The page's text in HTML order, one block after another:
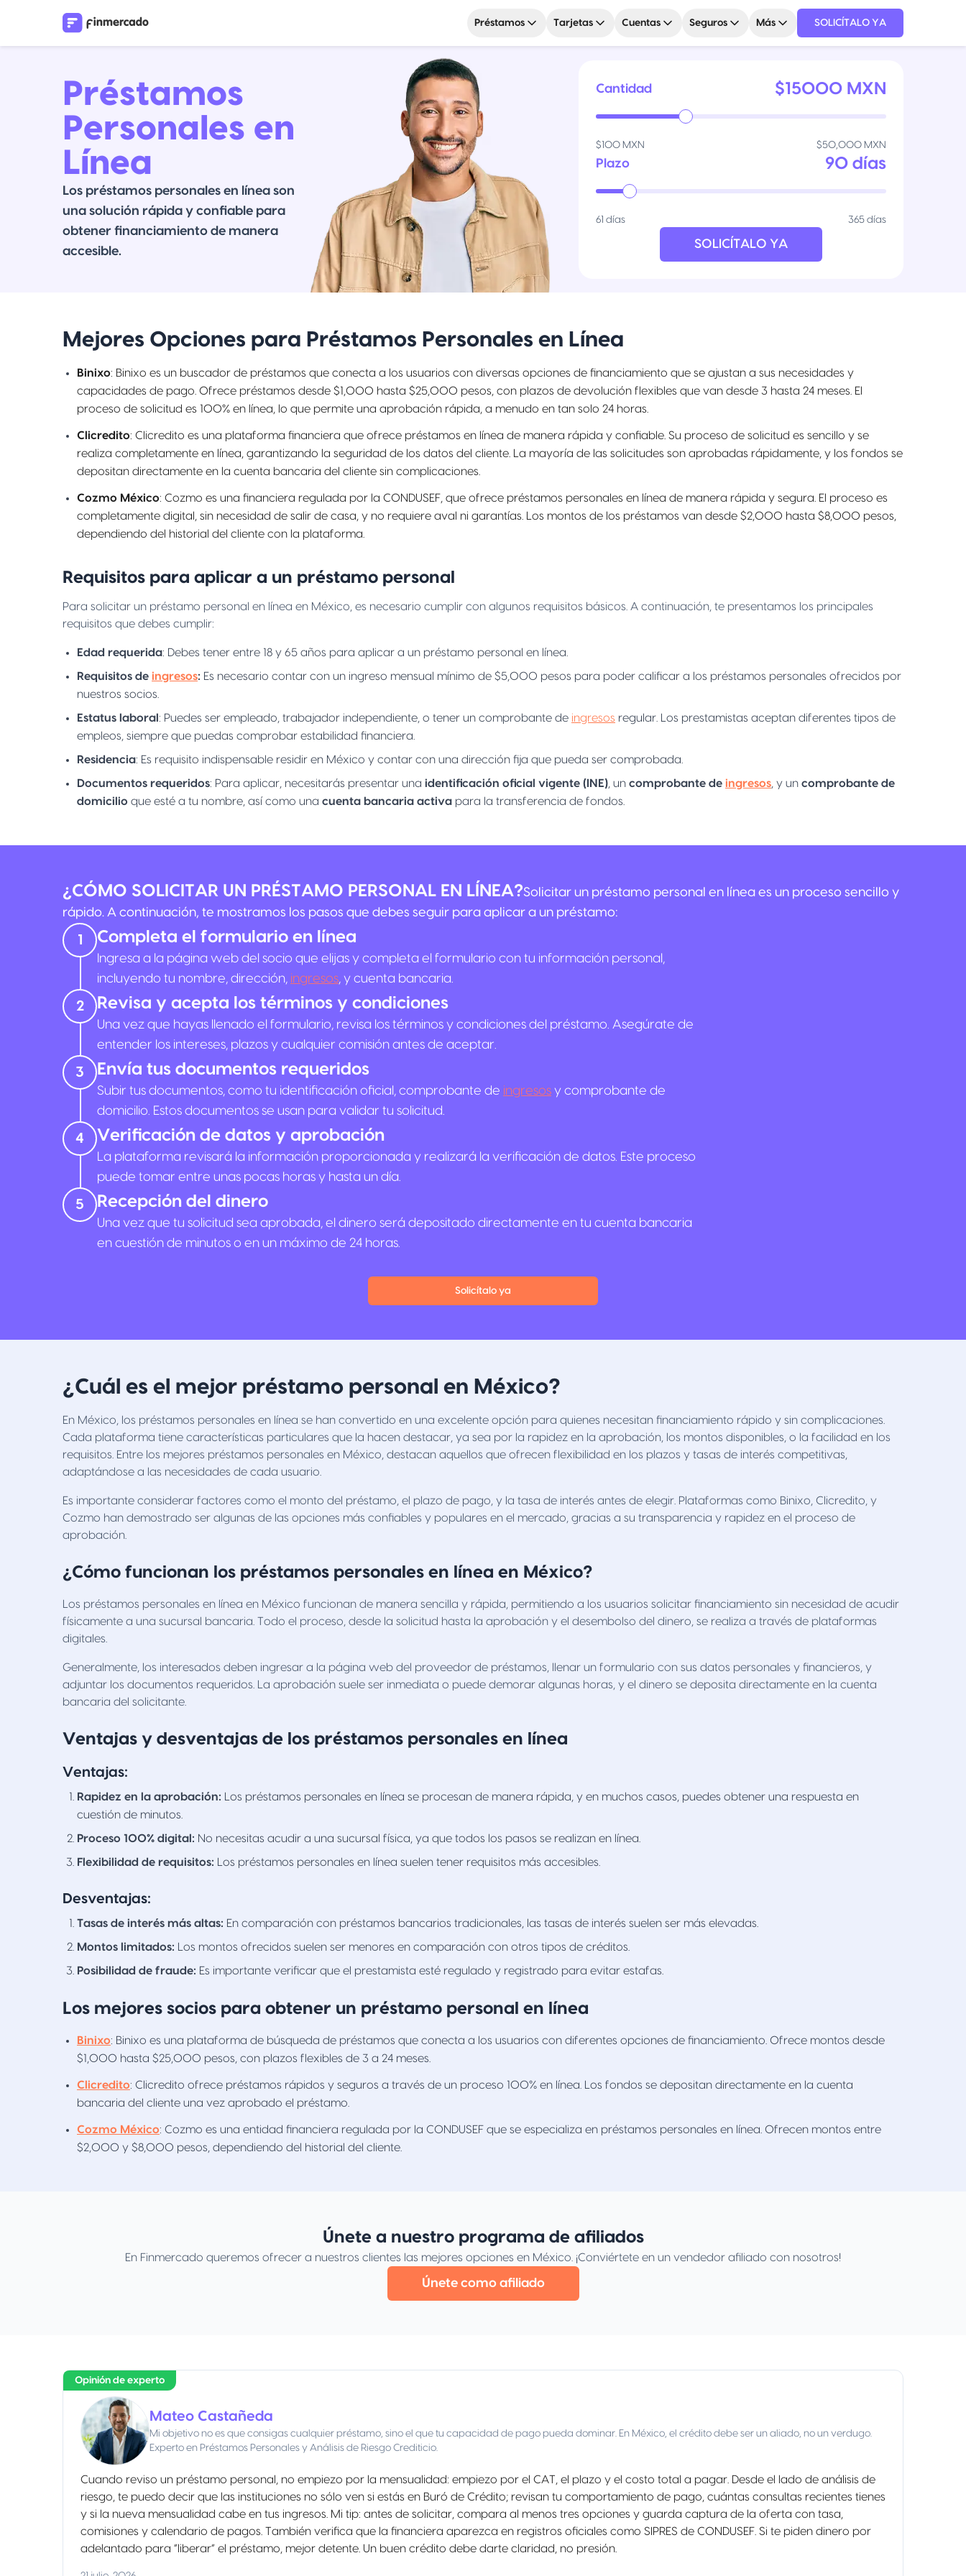
Préstamos Tarjetas Cuentas Seguros Más SOLICÍTALO YA
Préstamos
Personales en
Línea
Los préstamos personales en línea son
una solución rápida y confiable para
obtener financiamiento de manera
accesible.
Cantidad $15000 MXN
$100 MXN $50,000 MXN
Plazo 90 días
61 días 365 días
SOLICÍTALO YA
Mejores Opciones para Préstamos Personales en Línea
Binixo: Binixo es un buscador de préstamos que conecta a los usuarios con diversas opciones de financiamiento que se ajustan a sus necesidades y
capacidades de pago. Ofrece préstamos desde $1,000 hasta $25,000 pesos, con plazos de devolución flexibles que van desde 3 hasta 24 meses. El
proceso de solicitud es 100% en línea, lo que permite una aprobación rápida, a menudo en tan solo 24 horas.
Clicredito: Clicredito es una plataforma financiera que ofrece préstamos en línea de manera rápida y confiable. Su proceso de solicitud es sencillo y se
realiza completamente en línea, garantizando la seguridad de los datos del cliente. La mayoría de las solicitudes son aprobadas rápidamente, y los fondos se
depositan directamente en la cuenta bancaria del cliente sin complicaciones.
Cozmo México: Cozmo es una financiera regulada por la CONDUSEF, que ofrece préstamos personales en línea de manera rápida y segura. El proceso es
completamente digital, sin necesidad de salir de casa, y no requiere aval ni garantías. Los montos de los préstamos van desde $2,000 hasta $8,000 pesos,
dependiendo del historial del cliente con la plataforma.
Requisitos para aplicar a un préstamo personal
Para solicitar un préstamo personal en línea en México, es necesario cumplir con algunos requisitos básicos. A continuación, te presentamos los principales
requisitos que debes cumplir:
Edad requerida: Debes tener entre 18 y 65 años para aplicar a un préstamo personal en línea.
Requisitos de ingresos: Es necesario contar con un ingreso mensual mínimo de $5,000 pesos para poder calificar a los préstamos personales ofrecidos por
nuestros socios.
Estatus laboral : Puedes ser empleado, trabajador independiente, o tener un comprobante de ingresos regular. Los prestamistas aceptan diferentes tipos de
empleos, siempre que puedas comprobar estabilidad financiera.
Residencia: Es requisito indispensable residir en México y contar con una dirección fija que pueda ser comprobada.
Documentos requeridos: Para aplicar, necesitarás presentar una identificación oficial vigente (INE), un comprobante de ingresos, y un comprobante de
domicilio que esté a tu nombre, así como una cuenta bancaria activa para la transferencia de fondos.
¿CÓMO SOLICITAR UN PRÉSTAMO PERSONAL EN LÍNEA?Solicitar un préstamo personal en línea es un proceso sencillo y
rápido. A continuación, te mostramos los pasos que debes seguir para aplicar a un préstamo:
1 Completa el formulario en línea
Ingresa a la página web del socio que elijas y completa el formulario con tu información personal,
incluyendo tu nombre, dirección, ingresos, y cuenta bancaria.
2 Revisa y acepta los términos y condiciones
Una vez que hayas llenado el formulario, revisa los términos y condiciones del préstamo. Asegúrate de
entender los intereses, plazos y cualquier comisión antes de aceptar.
3 Envía tus documentos requeridos
Subir tus documentos, como tu identificación oficial, comprobante de ingresos y comprobante de
domicilio. Estos documentos se usan para validar tu solicitud.
4 Verificación de datos y aprobación
La plataforma revisará la información proporcionada y realizará la verificación de datos. Este proceso
puede tomar entre unas pocas horas y hasta un día.
5 Recepción del dinero
Una vez que tu solicitud sea aprobada, el dinero será depositado directamente en tu cuenta bancaria
en cuestión de minutos o en un máximo de 24 horas.
Solicítalo ya
¿Cuál es el mejor préstamo personal en México?
En México, los préstamos personales en línea se han convertido en una excelente opción para quienes necesitan financiamiento rápido y sin complicaciones.
Cada plataforma tiene características particulares que la hacen destacar, ya sea por la rapidez en la aprobación, los montos disponibles, o la facilidad en los
requisitos. Entre los mejores préstamos personales en México, destacan aquellos que ofrecen flexibilidad en los plazos y tasas de interés competitivas,
adaptándose a las necesidades de cada usuario.
Es importante considerar factores como el monto del préstamo, el plazo de pago, y la tasa de interés antes de elegir. Plataformas como Binixo, Clicredito, y
Cozmo han demostrado ser algunas de las opciones más confiables y populares en el mercado, gracias a su transparencia y rapidez en el proceso de
aprobación.
¿Cómo funcionan los préstamos personales en línea en México?
Los préstamos personales en línea en México funcionan de manera sencilla y rápida, permitiendo a los usuarios solicitar financiamiento sin necesidad de acudir
físicamente a una sucursal bancaria. Todo el proceso, desde la solicitud hasta la aprobación y el desembolso del dinero, se realiza a través de plataformas
digitales.
Generalmente, los interesados deben ingresar a la página web del proveedor de préstamos, llenar un formulario con sus datos personales y financieros, y
adjuntar los documentos requeridos. La aprobación suele ser inmediata o puede demorar algunas horas, y el dinero se deposita directamente en la cuenta
bancaria del solicitante.
Ventajas y desventajas de los préstamos personales en línea
Ventajas:
Rapidez en la aprobación: Los préstamos personales en línea se procesan de manera rápida, y en muchos casos, puedes obtener una respuesta en
cuestión de minutos.
Proceso 100% digital: No necesitas acudir a una sucursal física, ya que todos los pasos se realizan en línea.
Flexibilidad de requisitos: Los préstamos personales en línea suelen tener requisitos más accesibles.
Desventajas:
Tasas de interés más altas: En comparación con préstamos bancarios tradicionales, las tasas de interés suelen ser más elevadas.
Montos limitados: Los montos ofrecidos suelen ser menores en comparación con otros tipos de créditos.
Posibilidad de fraude: Es importante verificar que el prestamista esté regulado y registrado para evitar estafas.
Los mejores socios para obtener un préstamo personal en línea
Binixo: Binixo es una plataforma de búsqueda de préstamos que conecta a los usuarios con diferentes opciones de financiamiento. Ofrece montos desde
$1,000 hasta $25,000 pesos, con plazos flexibles de 3 a 24 meses.
Clicredito: Clicredito ofrece préstamos rápidos y seguros a través de un proceso 100% en línea. Los fondos se depositan directamente en la cuenta
bancaria del cliente una vez aprobado el préstamo.
Cozmo México: Cozmo es una entidad financiera regulada por la CONDUSEF que se especializa en préstamos personales en línea. Ofrecen montos entre
$2,000 y $8,000 pesos, dependiendo del historial del cliente.
Únete a nuestro programa de afiliados
En Finmercado queremos ofrecer a nuestros clientes las mejores opciones en México. ¡Conviértete en un vendedor afiliado con nosotros!
Únete como afiliado
Opinión de experto
Mateo Castañeda
Mi objetivo no es que consigas cualquier préstamo, sino el que tu capacidad de pago pueda dominar. En México, el crédito debe ser un aliado, no un verdugo.
Experto en Préstamos Personales y Análisis de Riesgo Crediticio.
Cuando reviso un préstamo personal, no empiezo por la mensualidad: empiezo por el CAT, el plazo y el costo total a pagar. Desde el lado de análisis de
riesgo, te puedo decir que las instituciones no sólo ven si estás en Buró de Crédito; revisan tu comportamiento de pago, cuántas consultas recientes tienes
y si la nueva mensualidad cabe en tus ingresos. Mi tip: antes de solicitar, compara al menos tres opciones y guarda captura de la oferta con tasa,
comisiones y calendario de pagos. También verifica que la financiera aparezca en registros oficiales como SIPRES de CONDUSEF. Si te piden dinero por
adelantado para “liberar” el préstamo, mejor detente. Un buen crédito debe darte claridad, no presión.